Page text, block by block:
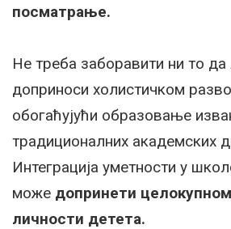
посматрање.
Не треба заборавити ни то да
доприноси холистичком
обогаћујући образовање
традиционалних академских
Интеграција уметности у
може допринети целокупном
личности детета.